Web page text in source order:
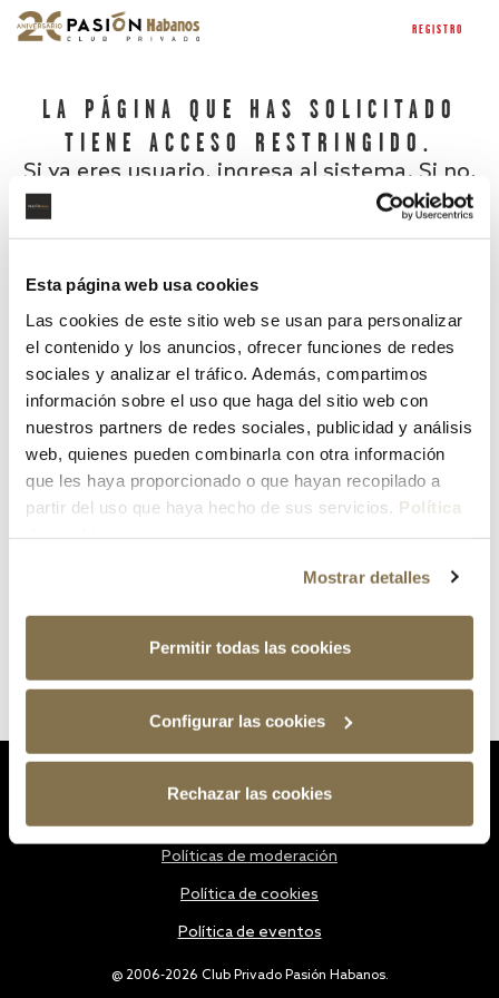
Esta página web usa cookies
Las cookies de este sitio web se usan para personalizar
el contenido y los anuncios, ofrecer funciones de redes
sociales y analizar el tráfico. Además, compartimos
información sobre el uso que haga del sitio web con
nuestros partners de redes sociales, publicidad y análisis
web, quienes pueden combinarla con otra información
que les haya proporcionado o que hayan recopilado a
partir del uso que haya hecho de sus servicios. Política
Mostrar detalles
Permitir todas las cookies
Configurar las cookies
Rechazar las cookies
REGISTRO
LA PÁGINA QUE HAS SOLICITADO
TIENE ACCESO RESTRINGIDO.
Si ya eres usuario, ingresa al sistema. Si no,
¿Has olvidado tu contraseña?
@ 2006-2026 Club Privado Pasión Habanos.
Políticas de moderación
Política de cookies
Política de eventos